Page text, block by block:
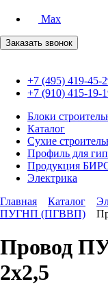
Max
Заказать звонок
+7 (495) 419-45-
+7 (910) 415-19-
Блоки
Каталог
Сухие
Профиль для
Продукция
Электрика
Главная
Каталог
ПУГНП (ПГВВП)
Провод
2х2,5